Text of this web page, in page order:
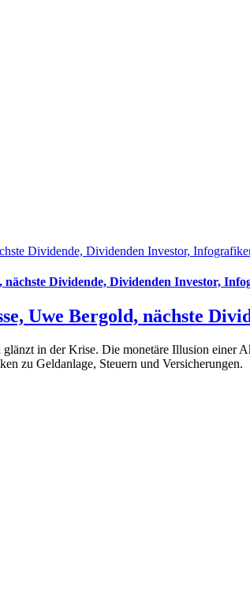
Dividende, Dividenden Investor,
Dividende, Dividenden Investor,
Uwe Bergold, nächste
in der Krise. Die monetäre Illusion einer
zu Geldanlage, Steuern und Versicherungen.